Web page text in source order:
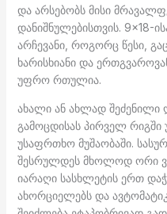
და არსებობს მისი
დანიშნულებისთვის. 9×18-
არჩევანი, როგორც წესი,
ხარისხიანი და
უფრო რთულია.
ახალი ან ახლად შეძენილი
გამოცდისას პირველ რიგში
უსაფრთხო მუშაობაში.
შესრულდეს მხოლოდ ორი
იარაღი სასხლეტის ერთ
ახორციელებს და